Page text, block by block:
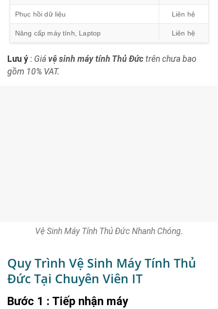
Phục hồi dữ liệu Liên hệ
Nâng cấp máy tính, Laptop Liên hệ
Lưu ý : Giá vệ sinh máy tính Thủ Đức trên chưa bao
gồm 10% VAT.
Vệ Sinh Máy Tính Thủ Đức Nhanh Chóng.
Quy Trình Vệ Sinh Máy Tính Thủ
Đức Tại Chuyên Viên IT
Bước 1 : Tiếp nhận máy